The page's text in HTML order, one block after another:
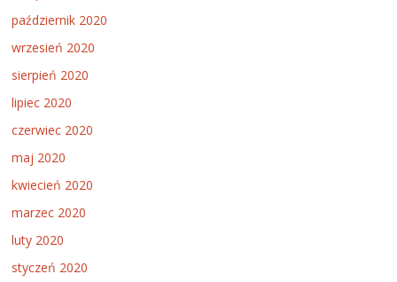
październik 2020
wrzesień 2020
sierpień 2020
lipiec 2020
czerwiec 2020
maj 2020
kwiecień 2020
marzec 2020
luty 2020
styczeń 2020